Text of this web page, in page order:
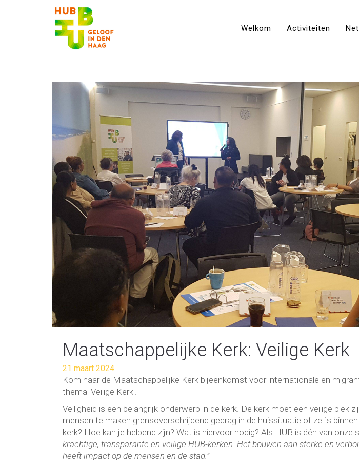
Activiteiten
Welkom
Maatschappelijke Kerk: Veilige Kerk
21 maart 2024
Kom naar de Maatschappelijke Kerk bijeenkomst voor internationale en
thema 'Veilige Kerk'.
Veiligheid is een belangrijk onderwerp in de kerk. De kerk moet een veilige plek
mensen te maken grensoverschrijdend gedrag in de huissituatie of zelfs
kerk? Hoe kan je helpend zijn? Wat is hiervoor nodig? Als HUB is één van onze
krachtige, transparante en veilige HUB-kerken. Het bouwen aan sterke en
heeft impact op de mensen en de stad.”